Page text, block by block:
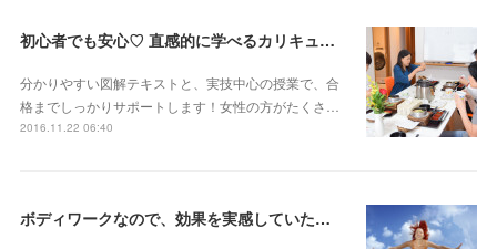
初心者でも安心♡ 直感的に学べるカリキュラム
分かりやすい図解テキストと、実技中心の授業で、合
格までしっかりサポートします！女性の方がたくさ…
2016.11.22 06:40
ボディワークなので、効果を実感していただきやすい♪